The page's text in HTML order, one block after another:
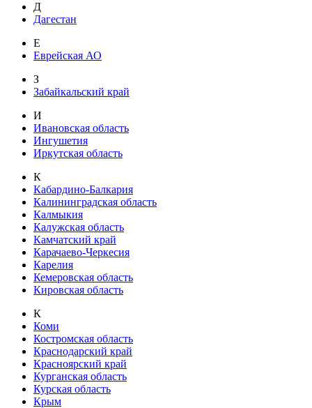
Д
Дагестан
Е
Еврейская АО
З
Забайкальский край
И
Ивановская область
Ингушетия
Иркутская область
К
Кабардино-Балкария
Калининградская область
Калмыкия
Калужская область
Камчатский край
Карачаево-Черкесия
Карелия
Кемеровская область
Кировская область
К
Коми
Костромская область
Краснодарский край
Красноярский край
Курганская область
Курская область
Крым